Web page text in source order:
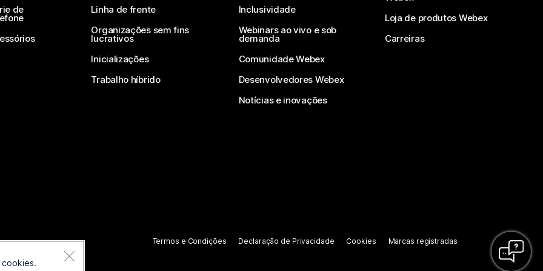
de
Linha de frente
Organizações sem fins
lucrativos
Inicializações
Trabalho híbrido
Inclusividade
Webinars ao vivo e sob
demanda
Comunidade Webex
Desenvolvedores Webex
Notícias e inovações
Loja de produtos Webex
Carreiras
Termos e Condições Declaração de Privacidade Cookies Marcas registradas